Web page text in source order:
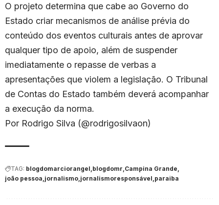
O projeto determina que cabe ao Governo do
Estado criar mecanismos de análise prévia do
conteúdo dos eventos culturais antes de aprovar
qualquer tipo de apoio, além de suspender
imediatamente o repasse de verbas a
apresentações que violem a legislação. O Tribunal
de Contas do Estado também deverá acompanhar
a execução da norma.
Por Rodrigo Silva (@rodrigosilvaon)
TAG: blogdomarciorangel blogdomr Campina Grande
joão pessoa jornalismo jornalismoresponsável paraiba